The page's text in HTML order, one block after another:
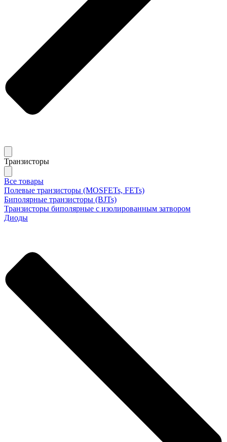
Транзисторы
Все товары
Полевые транзисторы (MOSFETs, FETs)
Биполярные транзисторы (BJTs)
Транзисторы биполярные с изолированным затвором
Диоды